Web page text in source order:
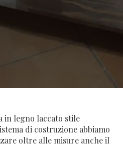
in legno laccato stile
di costruzione abbiamo
oltre alle misure anche il